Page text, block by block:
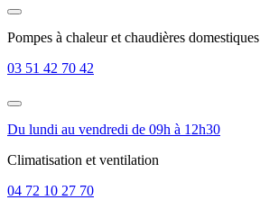
Pompes à chaleur et chaudières domestiques
03 51 42 70 42
Du lundi au vendredi de 09h à 12h30
Climatisation et ventilation
04 72 10 27 70